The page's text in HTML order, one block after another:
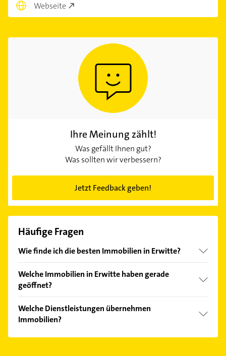
Webseite
Ihre Meinung zählt!
Was gefällt Ihnen gut?
Was sollten wir verbessern?
Jetzt Feedback geben!
Häufige Fragen
Wie finde ich die besten Immobilien in Erwitte?
Kundenmeinungen und profitieren Sie von den
Empfehlungen. Die Suchergebnisse können Sie sich
Welche Immobilien in Erwitte haben gerade
geöffnet?
Bitte beachten Sie, dass diese an Sonn- und
Feiertagen abweichen können.
Welche Dienstleistungen übernehmen
Immobilien?
Folgende Leistungen werden angeboten: